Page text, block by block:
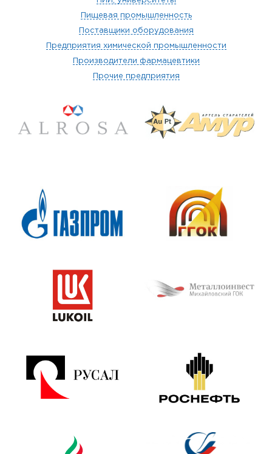
Пищевая промышленность
Поставщики оборудования
Предприятия химической промышленности
Производители фармацевтики
Прочие предприятия